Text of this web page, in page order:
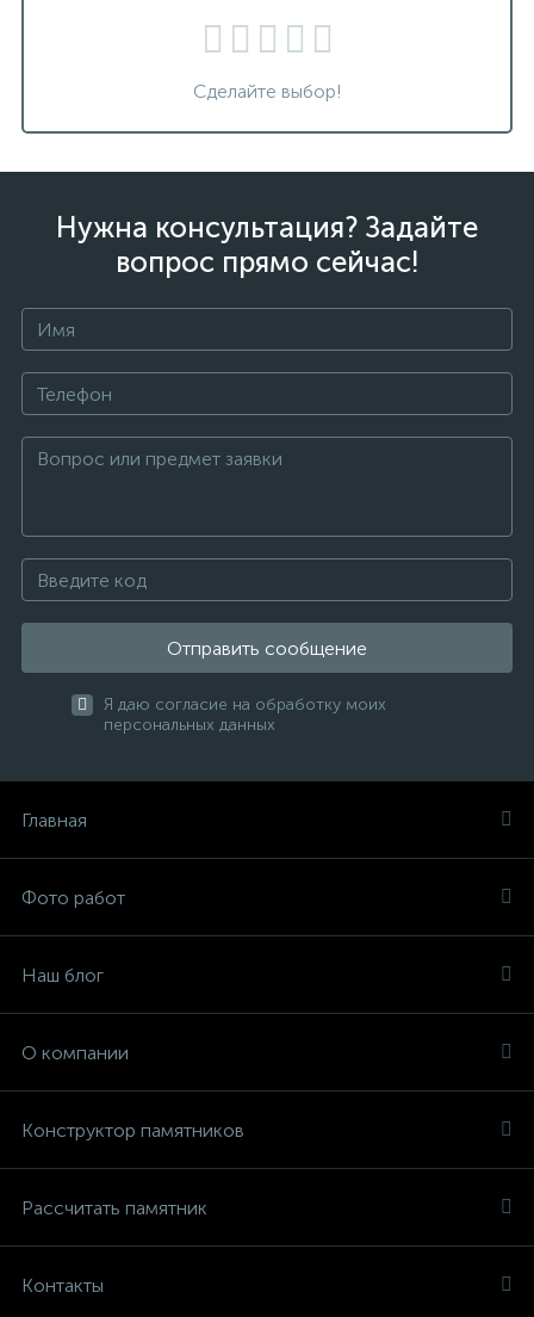
Сделайте выбор!
Нужна консультация? Задайте
вопрос прямо сейчас!
Отправить сообщение
Я даю согласие на обработку моих
персональных данных
Главная
Фото работ
Наш блог
О компании
Конструктор памятников
Рассчитать памятник
Контакты